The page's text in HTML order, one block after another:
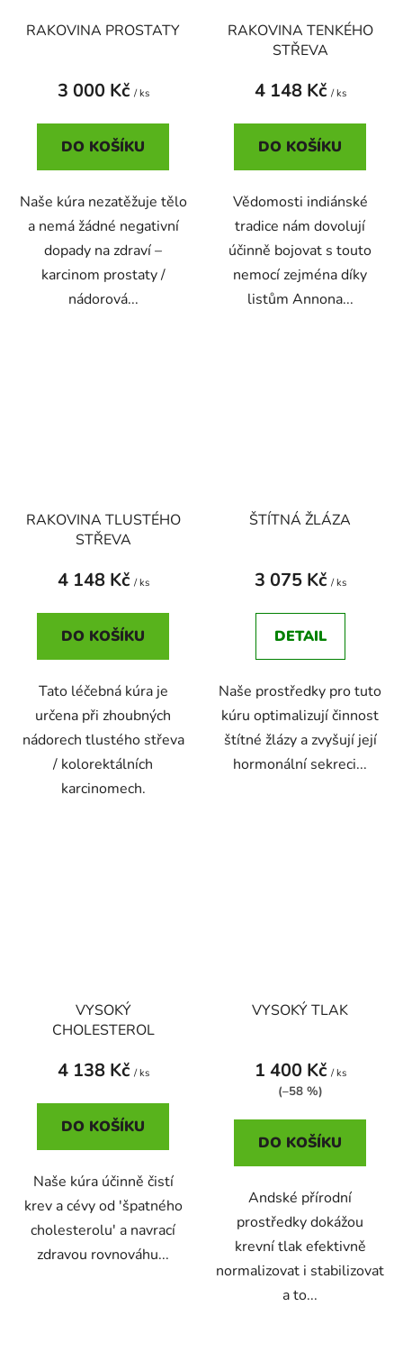
RAKOVINA PROSTATY
3 000 Kč / ks
DO KOŠÍKU
Naše kúra nezatěžuje tělo
a nemá žádné negativní
dopady na zdraví –
karcinom prostaty /
nádorová...
RAKOVINA TENKÉHO
STŘEVA
4 148 Kč / ks
DO KOŠÍKU
Vědomosti indiánské
tradice nám dovolují
účinně bojovat s touto
nemocí zejména díky
listům Annona...
RAKOVINA TLUSTÉHO
STŘEVA
4 148 Kč / ks
DO KOŠÍKU
Tato léčebná kúra je
určena při zhoubných
nádorech tlustého střeva
/ kolorektálních
karcinomech.
ŠTÍTNÁ ŽLÁZA
3 075 Kč / ks
DETAIL
Naše prostředky pro tuto
kúru optimalizují činnost
štítné žlázy a zvyšují její
hormonální sekreci...
VYSOKÝ
CHOLESTEROL
4 138 Kč / ks
DO KOŠÍKU
Naše kúra účinně čistí
krev a cévy od 'špatného
cholesterolu' a navrací
zdravou rovnováhu...
VYSOKÝ TLAK
1 400 Kč / ks
(–58 %)
DO KOŠÍKU
Andské přírodní
prostředky dokážou
krevní tlak efektivně
normalizovat i stabilizovat
a to...